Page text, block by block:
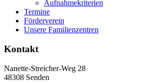
Aufnahmekriterien
Termine
Förderverein
Unsere Familienzentren
Kontakt
Nanette-Streicher-Weg 28
48308 Senden